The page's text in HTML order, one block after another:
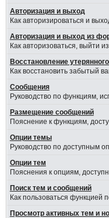
Авторизация и выход
Как авторизироваться и
Авторизация и выход из
Как авторизоваться, выйти
Восстановление
Как восстановить забытый
Сообщения
Руководство по функциям,
Размещение сообщений
Пояснение к функциям,
Опции темы
Руководство по доступным
Опции тем
Пояснения к опциям,
Поиск тем и сообщений
Как пользоваться функцией
Просмотр активных тем и